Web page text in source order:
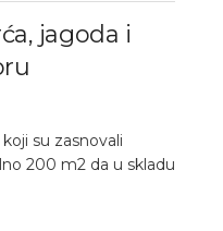
jagoda i
su zasnovali
200 m2 da u skladu